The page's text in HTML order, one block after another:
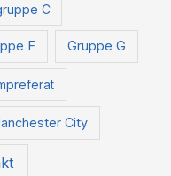
C
F Gruppe G
City